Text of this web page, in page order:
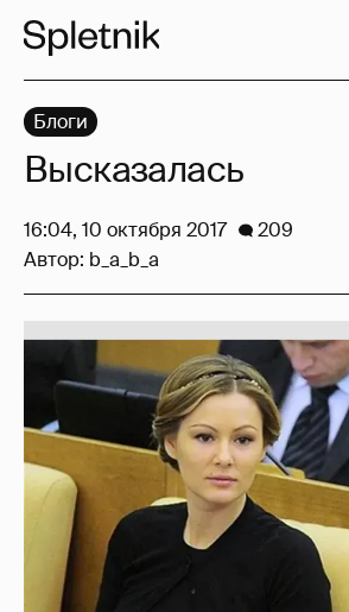
Блоги
Высказалась
16:04, 10 октября 2017
209
Автор: b_a_b_a